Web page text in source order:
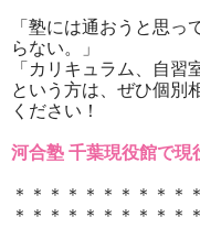
「塾には通おうと思
らない。」
「カリキュラム、自習
という方は、ぜひ個別
ください！
河合塾 千葉現役館で現
＊＊＊＊＊＊＊＊＊＊
＊＊＊＊＊＊＊＊＊＊